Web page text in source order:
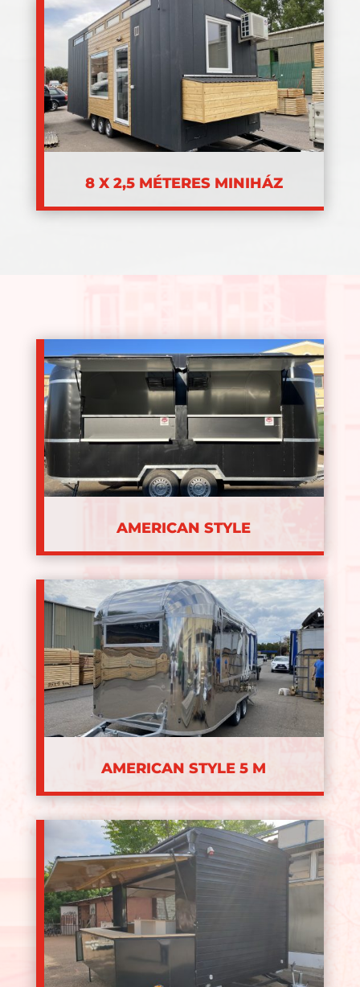
8 X 2,5 MÉTERES MINIHÁZ
AMERICAN STYLE
AMERICAN STYLE 5 M